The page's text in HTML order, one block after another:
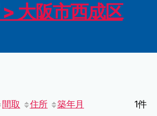
大阪市西成区
間取 住所 築年月 1件